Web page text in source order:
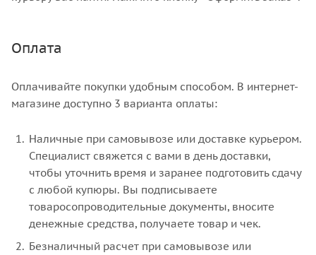
Оплата
Оплачивайте покупки удобным способом. В интернет-
магазине доступно 3 варианта оплаты:
Наличные при самовывозе или доставке курьером.
Специалист свяжется с вами в день доставки,
чтобы уточнить время и заранее подготовить сдачу
с любой купюры. Вы подписываете
товаросопроводительные документы, вносите
денежные средства, получаете товар и чек.
Безналичный расчет при самовывозе или